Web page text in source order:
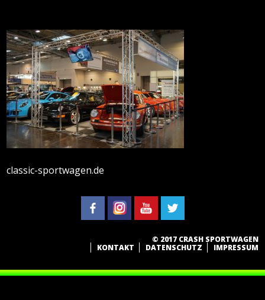
classic-sportwagen.de
© 2017 CRASH SPORTWAGEN
KONTAKT
DATENSCHUTZ IMPRESSUM